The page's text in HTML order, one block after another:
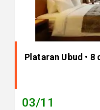
Plataran Ubud •
03/11